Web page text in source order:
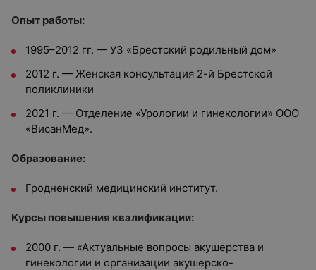
Опыт работы:
1995–2012 гг. — УЗ «Брестский родильный дом»
2012 г. — Женская консультация 2-й Брестской
поликлиники
2021 г. — Отделение «Урологии и гинекологии» ООО
«ВисанМед».
Образование:
Гродненский медицинский институт.
Курсы повышения квалификации:
2000 г. — «Актуальные вопросы акушерства и
гинекологии и организации акушерско-